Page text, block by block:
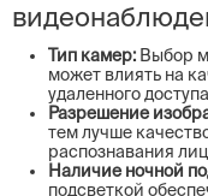
Тип камер: Выбор
может влиять на
удаленного
Разрешение
тем лучше
распознавания
Наличие ночной
подсветкой